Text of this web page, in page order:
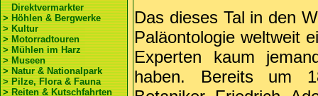
Direktvermarkter
> Höhlen & Bergwerke
> Kultur
> Motorradtouren
> Mühlen im Harz
> Museen
> Natur & Nationalpark
> Pilze, Flora & Fauna
> Reiten & Kutschfahrten
Das dieses Tal in den
Paläontologie weltweit
Experten kaum
haben. Bereits um